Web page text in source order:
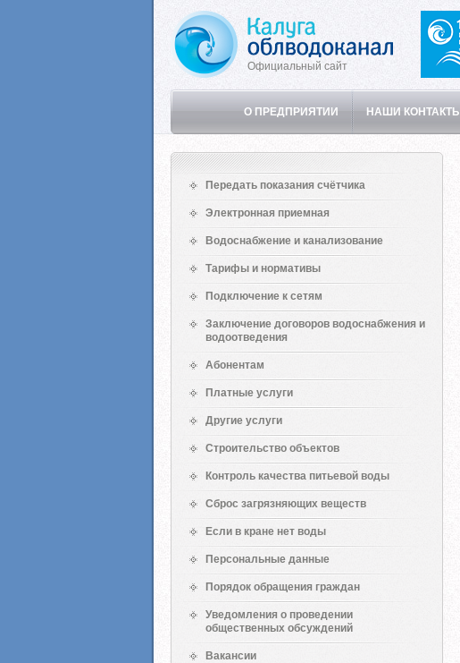
Официальный сайт
О ПРЕДПРИЯТИИ НАШИ КОНТАКТЫ
Передать показания счётчика
Электронная приемная
Водоснабжение и канализование
Тарифы и нормативы
Подключение к сетям
Заключение договоров водоснабжения и
водоотведения
Абонентам
Платные услуги
Другие услуги
Строительство объектов
Контроль качества питьевой воды
Сброс загрязняющих веществ
Если в кране нет воды
Персональные данные
Порядок обращения граждан
Уведомления о проведении
общественных обсуждений
Вакансии